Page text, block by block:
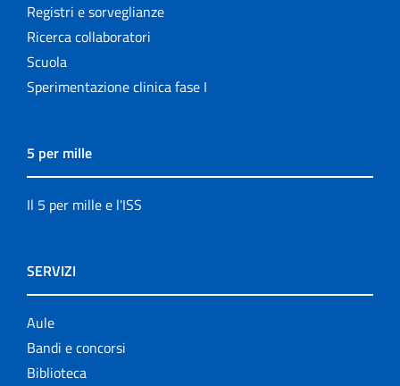
Registri e sorveglianze
Ricerca collaboratori
Scuola
Sperimentazione clinica fase I
5 per mille
Il 5 per mille e l'ISS
SERVIZI
Aule
Bandi e concorsi
Biblioteca